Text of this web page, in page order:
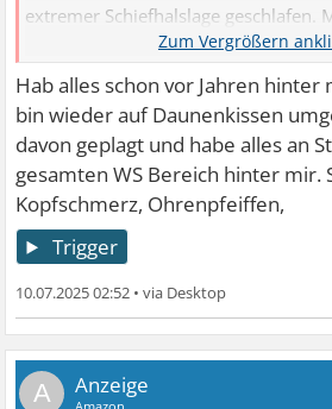
extremer Schiefhalslage geschlafen.
Hab alles schon vor Jahren hinter
bin wieder auf Daunenkissen
davon geplagt und habe alles an
gesamten WS Bereich hinter mir.
Kopfschmerz, Ohrenpfeiffen,
Trigger
10.07.2025 02:52 •
A